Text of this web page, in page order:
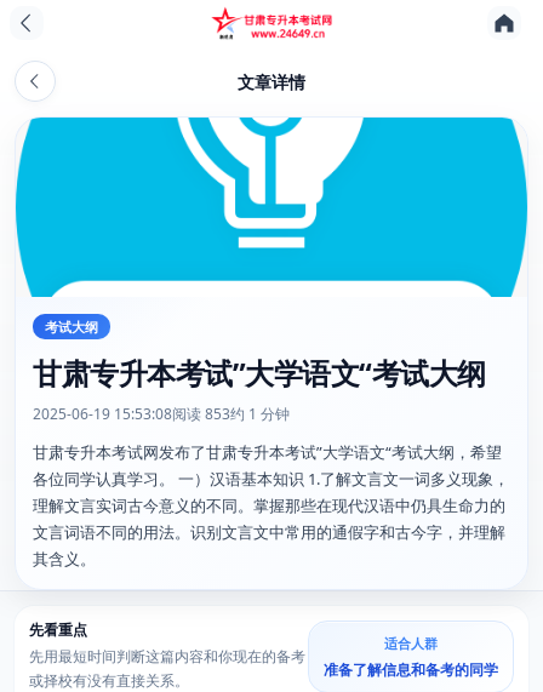
文章详情
考试大纲
甘肃专升本考试”大学语文“考试大纲
2025-06-19 15:53:08阅读 853约 1 分钟
甘肃专升本考试网发布了甘肃专升本考试”大学语文“考试大纲，希望
各位同学认真学习。 一）汉语基本知识 1.了解文言文一词多义现象，
理解文言实词古今意义的不同。掌握那些在现代汉语中仍具生命力的
文言词语不同的用法。识别文言文中常用的通假字和古今字，并理解
其含义。
先看重点
先用最短时间判断这篇内容和你现在的备考
或择校有没有直接关系。
适合人群
准备了解信息和备考的同学